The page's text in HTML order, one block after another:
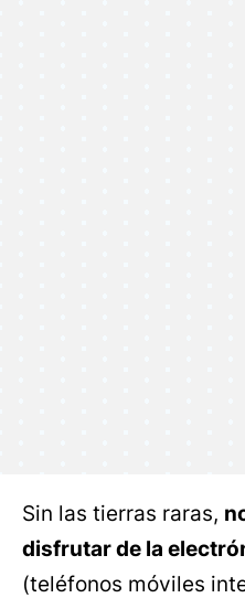
Sin las tierras raras,
disfrutar de la
(teléfonos móviles